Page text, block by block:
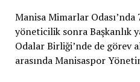
Manisa Mimarlar Odası’nda
yöneticilik sonra Başkanlık
Odalar Birliği’nde de görev
arasında Manisaspor